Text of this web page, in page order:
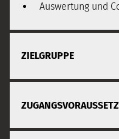
Auswertung und
ZIELGRUPPE